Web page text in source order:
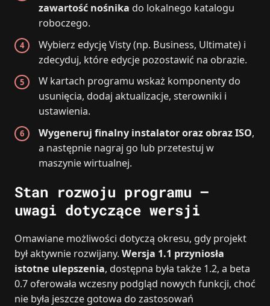
zawartość nośnika do lokalnego katalogu
roboczego.
Wybierz edycję Visty (np. Business, Ultimate) i
zdecyduj, które edycje pozostawić na obrazie.
W kartach programu wskaż komponenty do
usunięcia, dodaj aktualizacje, sterowniki i
ustawienia.
Wygeneruj finalny instalator oraz obraz ISO,
a następnie nagraj go lub przetestuj w
maszynie wirtualnej.
Stan rozwoju programu –
uwagi dotyczące wersji
Omawiane możliwości dotyczą okresu, gdy projekt
był aktywnie rozwijany. Wersja 1.1 przyniosła
istotne ulepszenia, dostępna była także 1.2, a beta
0.7 oferowała wczesny podgląd nowych funkcji, choć
nie była jeszcze gotowa do zastosowań